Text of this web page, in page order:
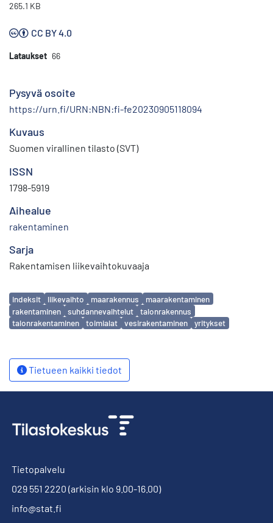
265.1 KB
CC BY 4.0
Lataukset 66
Pysyvä osoite
https://urn.fi/URN:NBN:fi-fe20230905118094
Kuvaus
Suomen virallinen tilasto (SVT)
ISSN
1798-5919
Aihealue
rakentaminen
Sarja
Rakentamisen liikevaihtokuvaaja
Avainsanat
indeksit liikevaihto maarakennus
maarakentaminen
rakentaminen
suhdannevaihtelut
talonrakennus
talonrakentaminen
toimialat vesirakentaminen yritykset
Tietueen kaikki tiedot
Tietopalvelu
029 551 2220 (arkisin klo 9.00-16.00)
info@stat.fi